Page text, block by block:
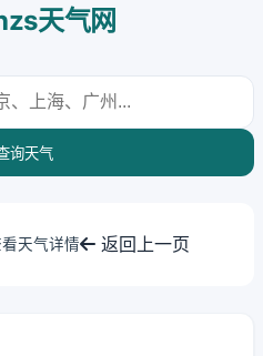
天气网
询天气
天气详情 返回上一页